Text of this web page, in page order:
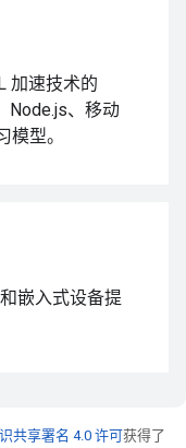
加速技术的
Node.js、移动
型。
嵌入式设备提
共享署名 4.0 许可获得了